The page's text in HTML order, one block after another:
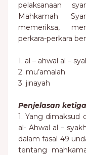
pelaksanaan
Mahkamah
memeriksa,
perkara-perkara
1. al – ahwal al –
2. mu’amalah
3. jinayah
Penjelasan
1. Yang dimaksud
al- Ahwal al –
dalam fasal 49
tentang